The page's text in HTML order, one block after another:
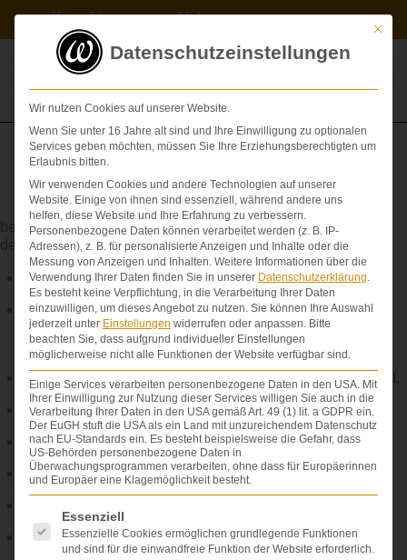
springen
Kontakt Videos
Risikoschwangerschaft
bezeichnet eine Schwangerschaft, bei der eine Gefährdung
des Ungeborenen besteht. Risikofaktoren sind etwa:
Gestose(siehe dort),
Übertragung (ab der 43. Schwangerschaftswoche; die
Gefahr liegt in der Funktionsabnahme der Plazenta mit
Entwicklung eines latenten Sauerstoffmangels),
Inkompatibilität der Blutgruppen zwischen Mutter und Kind,
Diabetes,
drohende oder beginnendeFrühgeburt,
frühere Frühgeburten oder Totgeburten,
organische Erkrankungen,
Mit
Datenschutzeinstellungen
Wir nutzen Cookies auf unserer Website.
Wenn Sie unter 16 Jahre alt sind und Ihre Einwilligung zu optionalen
Services geben möchten, müssen Sie Ihre Erziehungsberechtigten um
Erlaubnis bitten.
Wir verwenden Cookies und andere Technologien auf unserer
Website. Einige von ihnen sind essenziell, während andere uns
helfen, diese Website und Ihre Erfahrung zu verbessern.
Personenbezogene Daten können verarbeitet werden (z. B. IP-
Adressen), z. B. für personalisierte Anzeigen und Inhalte oder die
Messung von Anzeigen und Inhalten. Weitere Informationen über die
Verwendung Ihrer Daten finden Sie in unserer Datenschutzerklärung.
Es besteht keine Verpflichtung, in die Verarbeitung Ihrer Daten
einzuwilligen, um dieses Angebot zu nutzen. Sie können Ihre Auswahl
jederzeit unter Einstellungen widerrufen oder anpassen. Bitte
beachten Sie, dass aufgrund individueller Einstellungen
möglicherweise nicht alle Funktionen der Website verfügbar sind.
Einige Services verarbeiten personenbezogene Daten in den USA. Mit
Ihrer Einwilligung zur Nutzung dieser Services willigen Sie auch in die
Verarbeitung Ihrer Daten in den USA gemäß Art. 49 (1) lit. a GDPR ein.
Der EuGH stuft die USA als ein Land mit unzureichendem Datenschutz
nach EU-Standards ein. Es besteht beispielsweise die Gefahr, dass
US-Behörden personenbezogene Daten in
Überwachungsprogrammen verarbeiten, ohne dass für Europäerinnen
und Europäer eine Klagemöglichkeit besteht.
Es folgt eine Liste der Service-Gruppen, für die eine
Essenziell
Essenzielle Cookies ermöglichen grundlegende Funktionen
und sind für die einwandfreie Funktion der Website erforderlich.